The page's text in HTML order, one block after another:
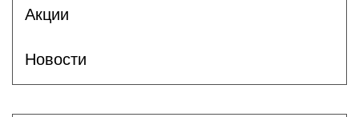
Акции
Новости